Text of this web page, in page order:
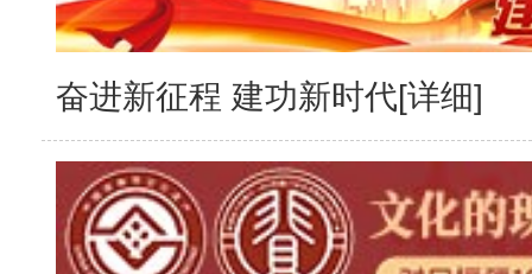
奋进新征程 建功新时代[详细]